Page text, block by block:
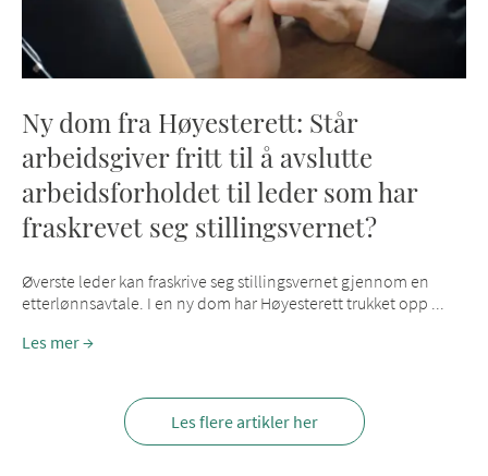
Ny dom fra Høyesterett: Står
arbeidsgiver fritt til å avslutte
arbeidsforholdet til leder som har
fraskrevet seg stillingsvernet?
Øverste leder kan fraskrive seg stillingsvernet gjennom en
etterlønnsavtale. I en ny dom har Høyesterett trukket opp ...
Les mer
Les flere artikler her